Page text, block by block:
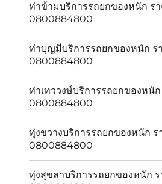
ท่าข้ามบริการรถยกของหนัก ร
0800884800
ท่าบุญมีบริการรถยกของหนัก ร
0800884800
ท่าเทววงษ์บริการรถยกของหนั
0800884800
ทุ่งขวางบริการรถยกของหนัก
0800884800
ทุ่งสุขลาบริการรถยกของหนัก